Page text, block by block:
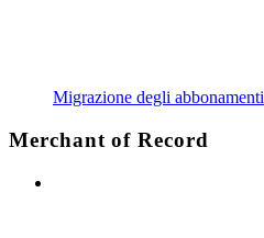
Migrazione degli abbonamenti
Merchant of Record